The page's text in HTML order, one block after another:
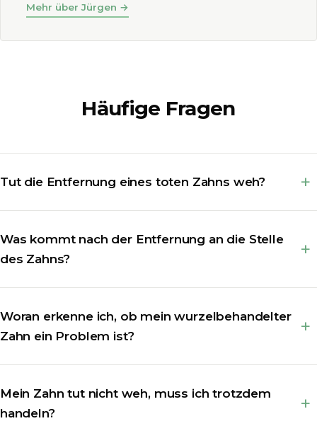
Mehr über Jürgen →
Häufige Fragen
Tut die Entfernung eines toten Zahns weh?
Was kommt nach der Entfernung an die Stelle
des Zahns?
Woran erkenne ich, ob mein wurzelbehandelter
Zahn ein Problem ist?
Mein Zahn tut nicht weh, muss ich trotzdem
handeln?